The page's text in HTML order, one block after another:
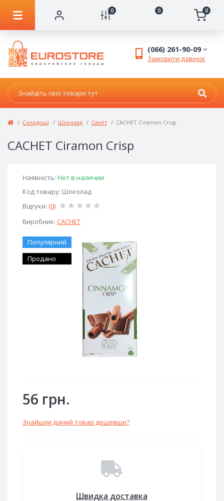
0 0 0
(066) 261-90-09
Замовити дзвінок
Солодощі Шоколад Сакет CACHET Ciramon Crisp
CACHET Ciramon Crisp
Наявність: Нет в наличии
Код товару: Шоколад
Відгуки: (0)
Виробник: CACHET
Популярний
Продано
56 грн.
Знайшли даний товар дешевше?
Швидка доставка